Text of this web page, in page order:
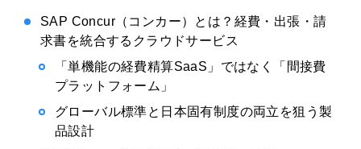
SAP Concur（コンカー）とは？経費・出張・請
求書を統合するクラウドサービス
「単機能の経費精算SaaS」ではなく「間接費
プラットフォーム」
グローバル標準と日本固有制度の両立を狙う製
品設計